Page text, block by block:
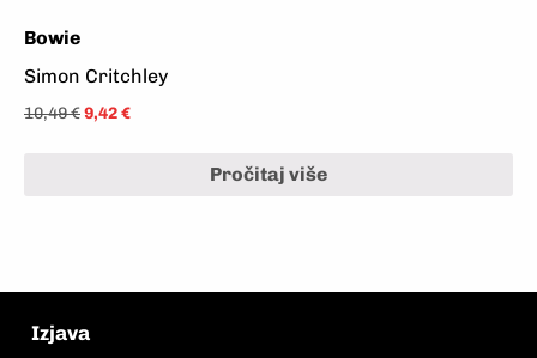
Bowie
Simon Critchley
10,49€9,42€
Pročitaj više
Izjava